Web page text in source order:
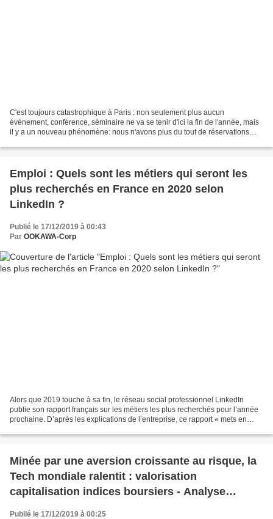
C'est toujours catastrophique à Paris : non seulement plus aucun
événement, conférence, séminaire ne va se tenir d'ici la fin de l'année, mais
il y a un nouveau phénomène: nous n'avons plus du tout de réservations
Emploi : Quels sont les métiers qui seront les
plus recherchés en France en 2020 selon
LinkedIn ?
Publié le 17/12/2019 à 00:43
Par OOKAWA-Corp
Alors que 2019 touche à sa fin, le réseau social professionnel LinkedIn
publie son rapport français sur les métiers les plus recherchés pour l’année
prochaine. D’après les explications de l’entreprise, ce rapport « mets en
Minée par une aversion croissante au risque, la
Tech mondiale ralentit : valorisation
capitalisation indices boursiers - Analyse
mondiale
Publié le 17/12/2019 à 00:25